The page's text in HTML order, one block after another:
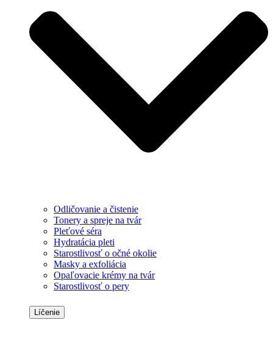
Odličovanie a čistenie
Tonery a spreje na tvár
Pleťové séra
Hydratácia pleti
Starostlivosť o očné okolie
Masky a exfoliácia
Opaľovacie krémy na tvár
Starostlivosť o pery
Líčenie